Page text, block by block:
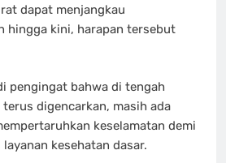
dapat menjangkau
hingga kini, harapan tersebut
pengingat bahwa di tengah
digencarkan, masih ada
keselamatan demi
kesehatan dasar.